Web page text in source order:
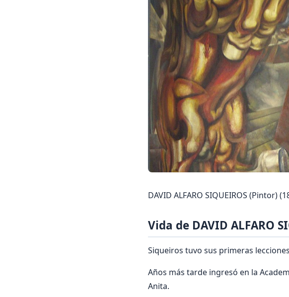
DAVID ALFARO SIQUEIROS (Pintor)
Vida de DAVID ALFARO
Siqueiros tuvo sus primeras
Años más tarde ingresó en la
Anita.